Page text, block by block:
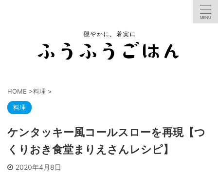
HOME >料理 >
料理
ケンタッキー風コールスローを再現【つ
くりおき食堂まりえさんレシピ】
2020年4月8日